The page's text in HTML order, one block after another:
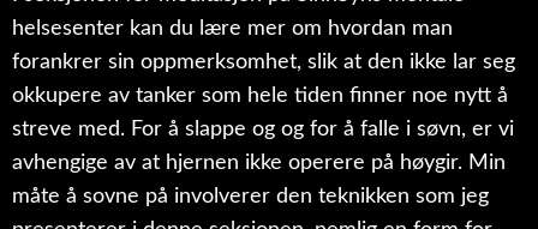
helsesenter kan du lære mer om hvordan man
forankrer sin oppmerksomhet, slik at den ikke lar seg
okkupere av tanker som hele tiden finner noe nytt å
streve med. For å slappe og og for å falle i søvn, er vi
avhengige av at hjernen ikke operere på høygir. Min
måte å sovne på involverer den teknikken som jeg